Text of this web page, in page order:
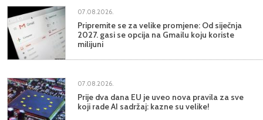
07.08.2026.
Pripremite se za velike promjene: Od siječnja
2027. gasi se opcija na Gmailu koju koriste
milijuni
07.08.2026.
Prije dva dana EU je uveo nova pravila za sve
koji rade AI sadržaj: kazne su velike!